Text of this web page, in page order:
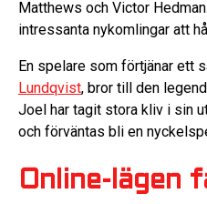
Matthews och Victor
intressanta nykomlingar att
En spelare som förtjänar ett
Lundqvist, bror till den
Joel har tagit stora kliv i sin
och förväntas bli en
Online-